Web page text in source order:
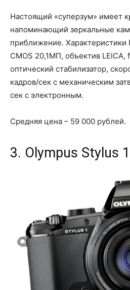
Настоящий «суперзум» имеет
напоминающий зеркальные
приближение. Характеристики
CMOS 20,1МП, объектив
оптический стабилизатор,
кадров/сек с механическим
сек с электронным.
Средняя цена – 59 000 рублей.
3. Olympus Stylus 1